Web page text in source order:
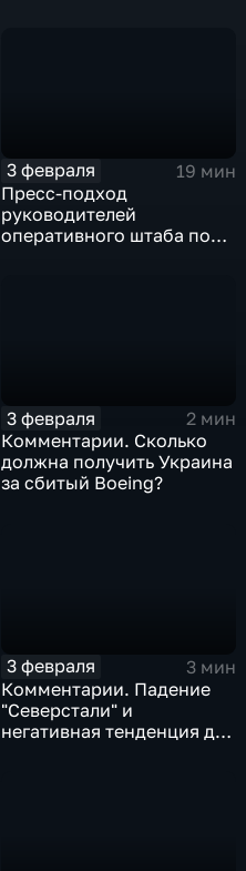
3 февраля
19 мин
Пресс-подход
руководителей
оперативного штаба по
3 февраля
2 мин
Комментарии. Сколько
должна получить Украина
за сбитый Boeing?
3 февраля
3 мин
Комментарии. Падение
"Северстали" и
негативная тенденция для